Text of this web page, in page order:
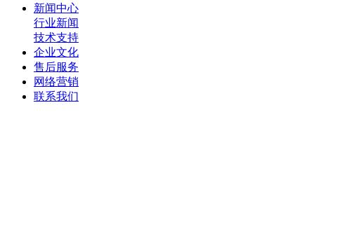
新闻中心
行业新闻
技术支持
企业文化
售后服务
网络营销
联系我们